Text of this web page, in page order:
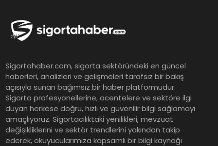
Finansal Sonuçlarını Açıkladı
Murat Bilim, ANA Sigorta Satış
Grup Müdürü Olarak Atandı
Tasarruf tercihi bölünüyor:
Mevduat kısa vadeyi, koruma
ürünleri uzun vadeyi tutuyor
Sigortahaber.com, sigorta sektöründeki en güncel
haberleri, analizleri ve gelişmeleri tarafsız bir bakış
açısıyla sunan bağımsız bir haber platformudur.
Sigorta profesyonellerine, acentelere ve sektöre ilgi
duyan herkese doğru, hızlı ve güvenilir bilgi sağlamayı
amaçlıyoruz. Sigortacılıktaki yenilikleri, mevzuat
değişikliklerini ve sektör trendlerini yakından takip
ederek, okuyucularımıza kapsamlı bir bilgi kaynağı